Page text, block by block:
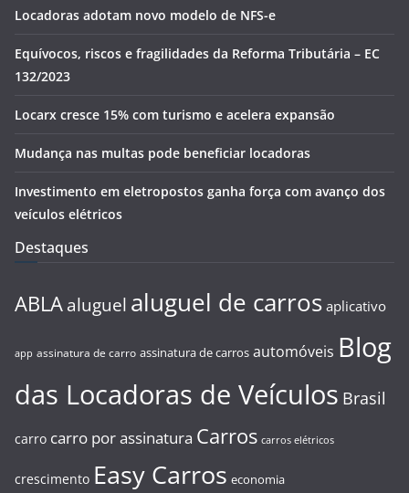
Locadoras adotam novo modelo de NFS-e
Equívocos, riscos e fragilidades da Reforma Tributária – EC
132/2023
Locarx cresce 15% com turismo e acelera expansão
Mudança nas multas pode beneficiar locadoras
Investimento em eletropostos ganha força com avanço dos
veículos elétricos
Destaques
ABLA aluguel aluguel de carros aplicativo
app assinatura de carro assinatura de carros automóveis Blog
das Locadoras de Veículos Brasil
carro carro por assinatura Carros carros elétricos
crescimento Easy Carros economia